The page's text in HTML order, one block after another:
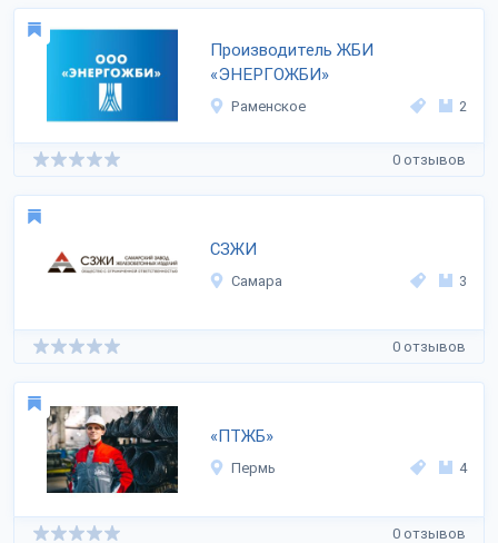
Производитель ЖБИ
«ЭНЕРГОЖБИ»
Раменское 2
0 отзывов
СЗЖИ
Самара 3
0 отзывов
«ПТЖБ»
Пермь 4
0 отзывов